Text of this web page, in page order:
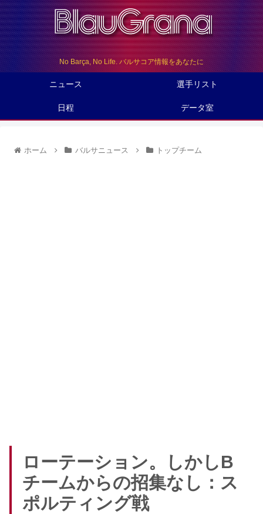
No Barça, No Life. バルサコア情報をあなたに
ニュース 選手リスト
日程 データ室
ホーム バルサニュース トップチーム
ローテーション。しかしB
チームからの招集なし：ス
ポルティング戦